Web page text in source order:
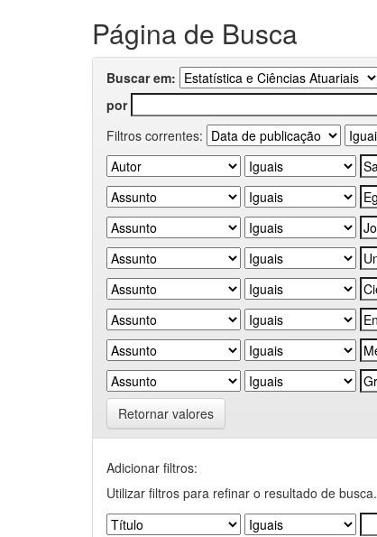
Página de Busca
Buscar em:
por
Filtros correntes:
Retornar valores
Adicionar filtros:
Utilizar filtros para refinar o resultado de busca.